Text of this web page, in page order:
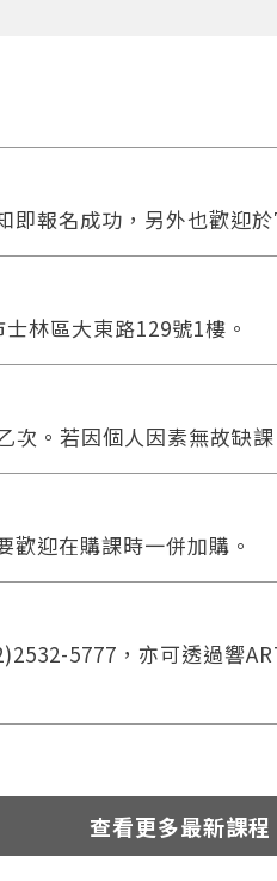
收到一封Email，請依照信件中的指
系統偵測到您的帳號重複登入，
即報名成功，另外也歡迎
林區大東路129號1樓。
。若因個人因素無故缺
歡迎在購課時一併加購。
5777，亦可透過響
查看更多最新課程